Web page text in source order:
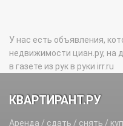
У нас есть объявления,
недвижимости циан.ру, на
в газете из рук в руки irr.ru
КВАРТИРАНТ.РУ
Аренда / сдать / снять /